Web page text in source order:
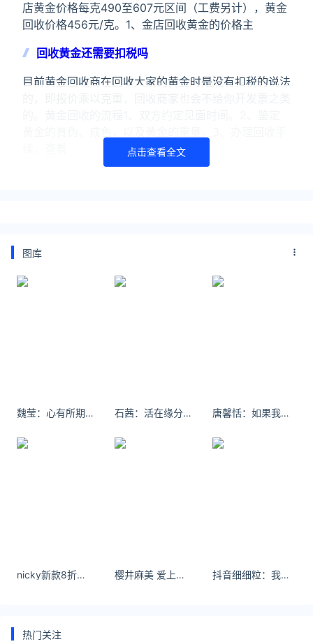
店黄金价格每克490至607元区间（工费另计），黄金
回收价格456元/克。1、金店回收黄金的价格主
回收黄金还需要扣税吗
目前黄金回收商在回收大家的黄金时是没有扣税的说法
https://huilv.ijiandao.com/
https://law.ijiandao.com/
点击查看全文
图库
魏莹：心有所期，全力以赴，定有所成。 石茜：活在缘分中 而非关系里 ​​​​ 唐馨恬：如果我是东西的话、那你就不是东西。
nicky新款8折日系白色百分百羊毛双面绒春秋外套女高端真狐狸毛袖 樱井麻美 爱上你，是命里的必需品。 抖音细细粒：我喜欢直发，但感觉曲发比较适合我！
热门关注